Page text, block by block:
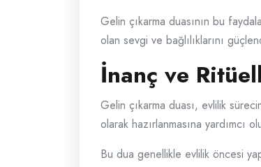
Gelin çıkarma duasının bu
olan sevgi ve bağlılıklarını
İnanç ve
Gelin çıkarma duası, evlilik
olarak hazırlanmasına yardımcı
Bu dua genellikle evlilik öncesi